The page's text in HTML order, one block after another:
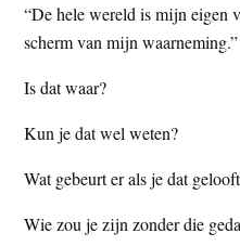
“De hele wereld is mijn eigen
scherm van mijn waarneming.”
Is dat waar?
Kun je dat wel weten?
Wat gebeurt er als je dat
Wie zou je zijn zonder die